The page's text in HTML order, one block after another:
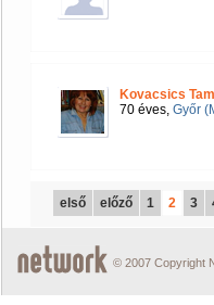
Kovacsics
70 éves, Győr
első előző 1 2 3
© 2007 Copyright